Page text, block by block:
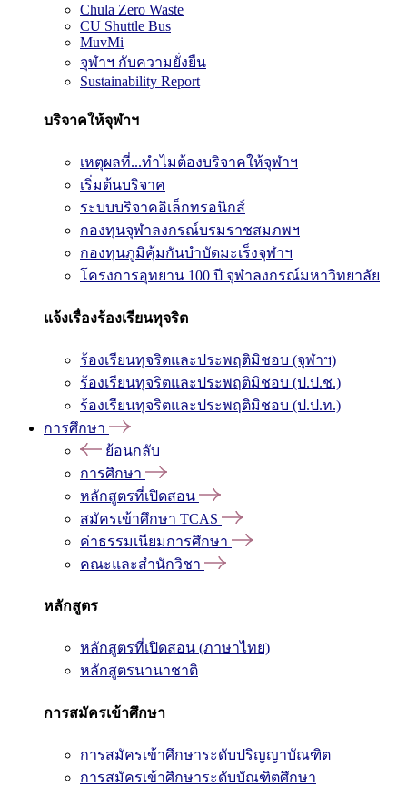
Chula Zero Waste
CU Shuttle Bus
MuvMi
จุฬาฯ กับความยั่งยืน
Sustainability Report
บริจาคให้จุฬาฯ
เหตุผลที่...ทำไมต้องบริจาคให้จุฬาฯ
เริ่มต้นบริจาค
ระบบบริจาคอิเล็กทรอนิกส์
กองทุนจุฬาลงกรณ์บรมราชสมภพฯ
กองทุนภูมิคุ้มกันบำบัดมะเร็งจุฬาฯ
โครงการอุทยาน 100 ปี จุฬาลงกรณ์มหาวิทยาลัย
แจ้งเรื่องร้องเรียนทุจริต
ร้องเรียนทุจริตและประพฤติมิชอบ (จุฬาฯ)
ร้องเรียนทุจริตและประพฤติมิชอบ (ป.ป.ช.)
ร้องเรียนทุจริตและประพฤติมิชอบ (ป.ป.ท.)
การศึกษา
ย้อนกลับ
การศึกษา
หลักสูตรที่เปิดสอน
สมัครเข้าศึกษา TCAS
ค่าธรรมเนียมการศึกษา
คณะและสำนักวิชา
หลักสูตร
หลักสูตรที่เปิดสอน (ภาษาไทย)
หลักสูตรนานาชาติ
การสมัครเข้าศึกษา
การสมัครเข้าศึกษาระดับปริญญาบัณฑิต
การสมัครเข้าศึกษาระดับบัณฑิตศึกษา